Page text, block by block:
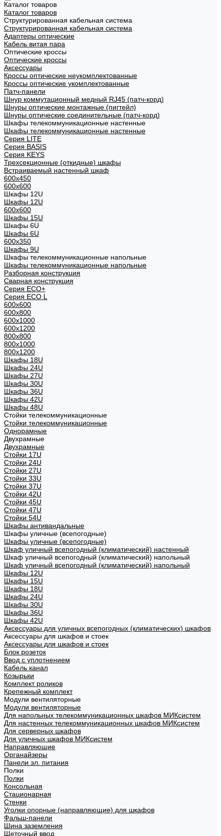
Каталог товаров
Каталог товаров
Структурированная кабельная система
Структурированная кабельная система
Адаптеры оптические
Кабель витая пара
Оптические кроссы
Оптические кроссы
Аксессуары
Кроссы оптические неукомплектованные
Кроссы оптические укомплектованные
Патч-панели
Шнур коммутационный медный RJ45 (патч-корд)
Шнуры оптические монтажные (пигтейл)
Шнуры оптические соединительные (патч-корд)
Шкафы телекоммуникационные настенные
Шкафы телекоммуникационные настенные
Cерия LITE
Cерия BASIS
Cерия KEYS
Трехсекционные (откидные) шкафы
Встраиваемый настенный шкаф
600x450
600x600
Шкафы 12U
Шкафы 12U
600x600
Шкафы 15U
Шкафы 6U
Шкафы 6U
600x350
Шкафы 9U
Шкафы телекоммуникационные напольные
Шкафы телекоммуникационные напольные
Разборная конструкция
Сварная конструкция
Серия ECO+
Серия ECO L
600x600
600x800
600х1000
600х1200
800x800
800х1000
800х1200
Шкафы 18U
Шкафы 24U
Шкафы 27U
Шкафы 30U
Шкафы 36U
Шкафы 42U
Шкафы 48U
Стойки телекоммуникационные
Стойки телекоммуникационные
Однорамные
Двухрамные
Двухрамные
Стойки 17U
Стойки 24U
Стойки 27U
Стойки 33U
Стойки 37U
Стойки 42U
Стойки 45U
Стойки 47U
Стойки 54U
Шкафы антивандальные
Шкафы уличные (всепогодные)
Шкафы уличные (всепогодные)
Шкаф уличный всепогодный (климатический) настенный
Шкаф уличный всепогодный (климатический) напольный
Шкаф уличный всепогодный (климатический) напольный
Шкафы 12U
Шкафы 15U
Шкафы 18U
Шкафы 24U
Шкафы 30U
Шкафы 36U
Шкафы 42U
Аксессуары для уличных всепогодных (климатических) шкафов
Аксессуары для шкафов и стоек
Аксессуары для шкафов и стоек
Блок розеток
Ввод с уплотнением
Кабель канал
Козырьки
Комплект роликов
Крепежный комплект
Модули вентиляторные
Модули вентиляторные
Для напольных телекоммуникационных шкафов МИКсистем
Для настенных телекоммуникационных шкафов МИКсистем
Для серверных шкафов
Для уличных шкафов МИКсистем
Направляющие
Органайзеры
Панели эл. питания
Полки
Полки
Консольная
Стационарная
Стенки
Уголки опорные (направляющие) для шкафов
Фальш-панели
Шина заземления
Щеточный ввод